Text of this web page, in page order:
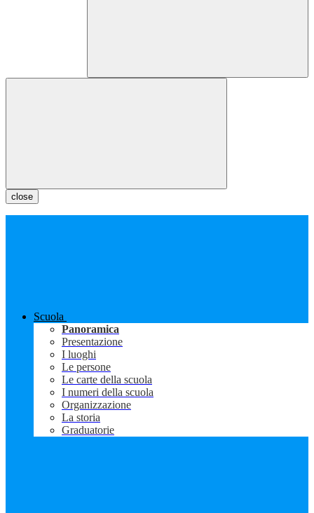
close
Scuola
Panoramica
Presentazione
I luoghi
Le persone
Le carte della scuola
I numeri della scuola
Organizzazione
La storia
Graduatorie